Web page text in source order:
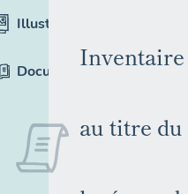
Illustrations
Documentation
au titre